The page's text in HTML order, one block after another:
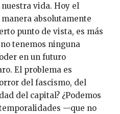
vida. Hoy el
absolutamente
punto de vista, es más
tenemos ninguna
en un futuro
El problema es
del fascismo, del
del capital? ¿Podemos
—que no